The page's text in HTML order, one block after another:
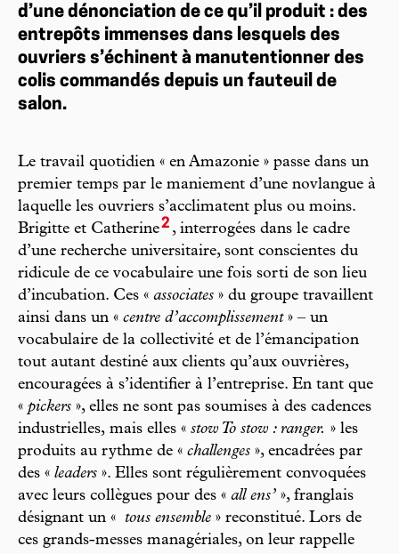
d’une dénonciation de ce qu’il produit : des
entrepôts immenses dans lesquels des
ouvriers s’échinent à manutentionner des
colis commandés depuis un fauteuil de
salon.
Le travail quotidien « en Amazonie » passe dans un
premier temps par le maniement d’une novlangue à
laquelle les ouvriers s’acclimatent plus ou moins.
Brigitte et Catherine2 , interrogées dans le cadre
d’une recherche universitaire, sont conscientes du
ridicule de ce vocabulaire une fois sorti de son lieu
d’incubation. Ces « associates » du groupe travaillent
ainsi dans un « centre d’accomplissement» – un
vocabulaire de la collectivité et de l’émancipation
tout autant destiné aux clients qu’aux ouvrières,
encouragées à s’identifier à l’entreprise. En tant que
« pickers », elles ne sont pas soumises à des cadences
industrielles, mais elles « stow To stow : ranger. » les
produits au rythme de « challenges », encadrées par
des « leaders ». Elles sont régulièrement convoquées
avec leurs collègues pour des « all ens’ », franglais
désignant un «
tous ensemble » reconstitué. Lors de
ces grands-messes managériales, on leur rappelle